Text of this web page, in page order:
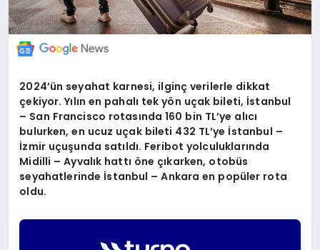
2024’ün seyahat karnesi, ilginç verilerle dikkat
çekiyor. Yılın en pahalı tek yön uçak bileti, İstanbul
– San Francisco rotasında 160 bin TL’ye alıcı
bulurken, en ucuz uçak bileti 432 TL’ye İstanbul –
İzmir uçuşunda satıldı. Feribot yolculuklarında
Midilli – Ayvalık hattı öne çıkarken, otobüs
seyahatlerinde İstanbul – Ankara en popüler rota
oldu.